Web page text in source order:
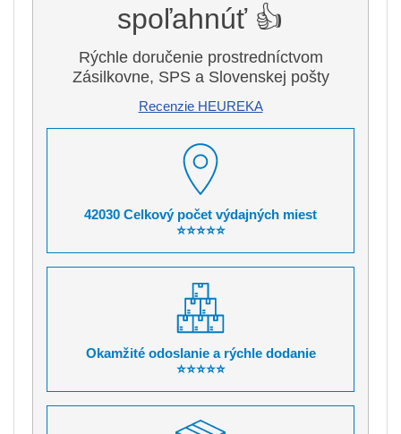
spoľahnúť 👍
Rýchle doručenie prostredníctvom
Zásilkovne, SPS a Slovenskej pošty
Recenzie HEUREKA
42030 Celkový počet výdajných miest
⭐⭐⭐⭐⭐
Okamžité odoslanie a rýchle dodanie
⭐⭐⭐⭐⭐